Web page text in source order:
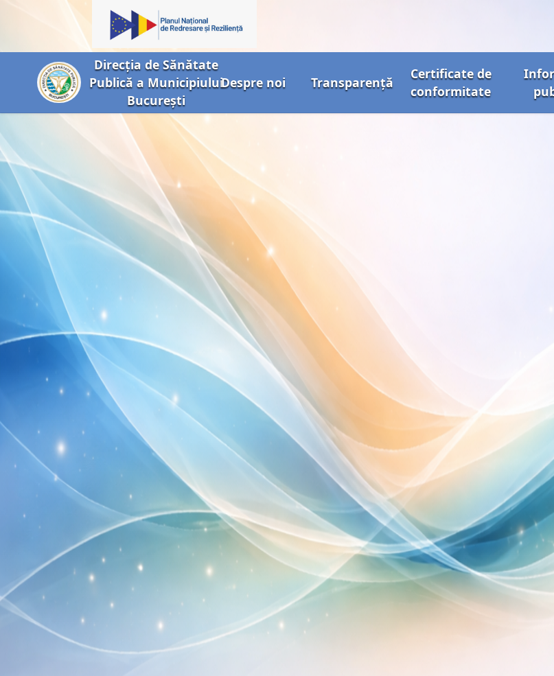
Direcția de Sănătate
Publică a Municipiului
București
Despre noi Transparență
Certificate de
conformitate